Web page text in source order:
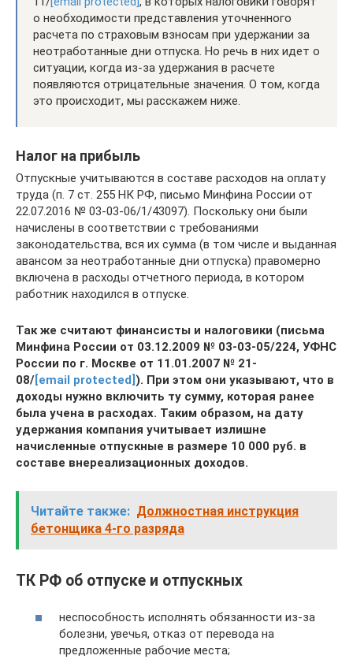
о необходимости представления уточненного
расчета по страховым взносам при удержании за
неотработанные дни отпуска. Но речь в них идет о
ситуации, когда из-за удержания в расчете
появляются отрицательные значения. О том, когда
это происходит, мы расскажем ниже.
Налог на прибыль
Отпускные учитываются в составе расходов на оплату
труда (п. 7 ст. 255 НК РФ, письмо Минфина России от
22.07.2016 № 03-03-06/1/43097). Поскольку они были
начислены в соответствии с требованиями
законодательства, вся их сумма (в том числе и выданная
авансом за неотработанные дни отпуска) правомерно
включена в расходы отчетного периода, в котором
работник находился в отпуске.
Так же считают финансисты и налоговики (письма
Минфина России от 03.12.2009 № 03-03-05/224, УФНС
России по г. Москве от 11.01.2007 № 21-
08/[email protected]). При этом они указывают, что в
доходы нужно включить ту сумму, которая ранее
была учена в расходах. Таким образом, на дату
удержания компания учитывает излишне
начисленные отпускные в размере 10 000 руб. в
составе внереализационных доходов.
Читайте также: Должностная инструкция
бетонщика 4-го разряда
ТК РФ об отпуске и отпускных
неспособность исполнять обязанности из-за
болезни, увечья, отказ от перевода на
предложенные рабочие места;